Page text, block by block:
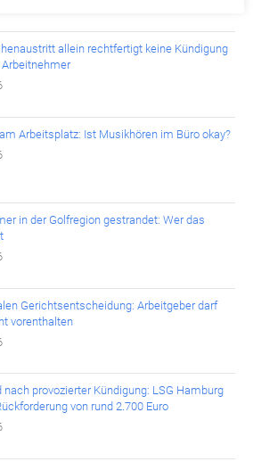
allein rechtfertigt keine Kündigung
Arbeitsplatz: Ist Musikhören im Büro okay?
in der Golfregion gestrandet: Wer das
Gerichtsentscheidung: Arbeitgeber darf
vorenthalten
nach provozierter Kündigung: LSG Hamburg
von rund 2.700 Euro